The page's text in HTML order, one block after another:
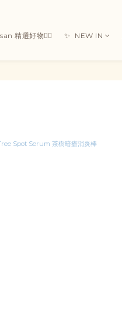
精選好物👯‍♀ ✨ ㅤ ㅤNEW IN